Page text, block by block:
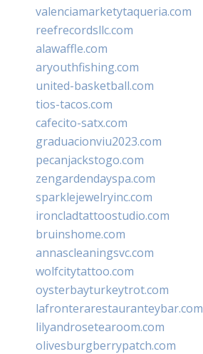
valenciamarketytaqueria.com
reefrecordsllc.com
alawaffle.com
aryouthfishing.com
united-basketball.com
tios-tacos.com
cafecito-satx.com
graduacionviu2023.com
pecanjackstogo.com
zengardendayspa.com
sparklejewelryinc.com
ironcladtattoostudio.com
bruinshome.com
annascleaningsvc.com
wolfcitytattoo.com
oysterbayturkeytrot.com
lafronterarestauranteybar.com
lilyandrosetearoom.com
olivesburgberrypatch.com